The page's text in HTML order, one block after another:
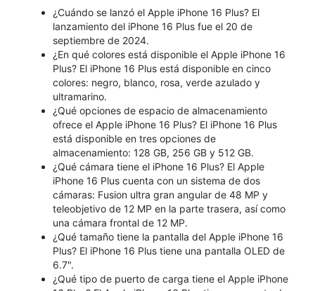
¿Cuándo se lanzó el Apple iPhone 16 Plus? El
lanzamiento del iPhone 16 Plus fue el 20 de
septiembre de 2024.
¿En qué colores está disponible el Apple iPhone 16
Plus? El iPhone 16 Plus está disponible en cinco
colores: negro, blanco, rosa, verde azulado y
ultramarino.
¿Qué opciones de espacio de almacenamiento
ofrece el Apple iPhone 16 Plus? El iPhone 16 Plus
está disponible en tres opciones de
almacenamiento: 128 GB, 256 GB y 512 GB.
¿Qué cámara tiene el iPhone 16 Plus? El Apple
iPhone 16 Plus cuenta con un sistema de dos
cámaras: Fusion ultra gran angular de 48 MP y
teleobjetivo de 12 MP en la parte trasera, así como
una cámara frontal de 12 MP.
¿Qué tamaño tiene la pantalla del Apple iPhone 16
Plus? El iPhone 16 Plus tiene una pantalla OLED de
6.7".
¿Qué tipo de puerto de carga tiene el Apple iPhone